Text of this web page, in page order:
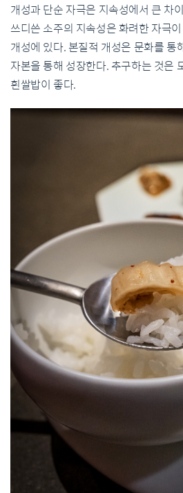
개성과 단순 자극은 지속성에서 큰 차
쓰디쓴 소주의 지속성은 화려한 자극
개성에 있다. 본질적 개성은 문화를 통
자본을 통해 성장한다. 추구하는 것은
흰쌀밥이 좋다.